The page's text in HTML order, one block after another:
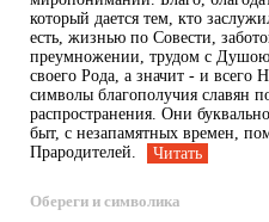
который дается тем, кто
есть, жизнью по Совести,
преумножении, трудом с Душою
своего Рода, а значит - и
символы благополучия славян
распространения. Они
быт, с незапамятных времен,
Прародителей.
Читать
Обереги и символика